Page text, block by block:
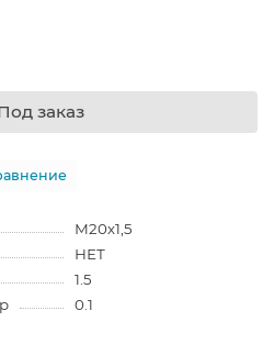
заказ
М20х1,5
НЕТ
1.5
0.1